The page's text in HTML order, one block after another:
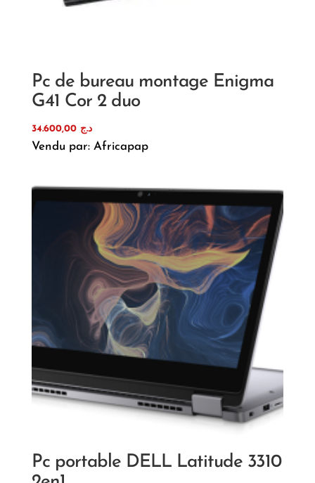
Pc de bureau montage Enigma
G41 Cor 2 duo
د.ج 34.600,00
Vendu par: Africapap
Pc portable DELL Latitude 3310